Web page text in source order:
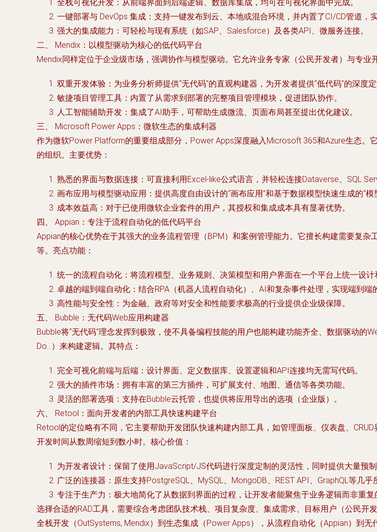
全栈可视化开发：从前端界面到后端逻辑、数据库集成，均可在可视化界面中完成。
一键部署与 DevOps 集成：支持一键发布到云、本地或混合环境，并内置了CI/CD管道，
强大的集成能力：可轻松与现有系统（如SAP、Salesforce）及各类API、微服务连接。
二、 Mendix：以模型驱动为核心的低代码平台
Mendix同样定位于企业级市场，强调协作与模型驱动。它允许业务专家（公民开发者）与专
双重开发体验：为业务分析师提供“无代码”的直观构建器，为开发者提供“低代码”的深度定
敏捷项目管理工具：内置了从需求到部署的完整项目管理模块，促进团队协作。
人工智能辅助开发：集成了AI助手，可帮助生成微流、页面布局甚至提出优化建议。
三、 Microsoft Power Apps：微软生态的集成利器
作为微软Power Platform的重要组成部分，Power Apps深度融入Microsoft 365和Azure生态。
的组织。主要优势：
熟悉的界面与数据连接：可直接利用Excel-like公式语言，并轻松连接Dataverse、SQL
画布应用与模型驱动应用：提供高度自由设计的“画布应用”和基于数据模型快速生成的“模
成本效益高：对于已使用微软企业套件的用户，其授权和集成成本具有显著优势。
四、 Appian：专注于流程自动化的低代码平台
Appian的核心优势在于其强大的业务流程管理（BPM）和案例管理能力。它擅长构建需要复
等。亮点功能：
统一的流程自动化：将流程模型、业务规则、决策模型和用户界面在一个平台上统一设计
卓越的端到端自动化：结合RPA（机器人流程自动化）、AI和复杂事件处理，实现端到端
高性能与安全性：为金融、政府等对安全和性能要求极高的行业提供企业级保障。
五、 Bubble：无代码Web应用构建器
Bubble将“无代码”理念发挥到极致，使不具备编程技能的用户也能构建功能齐全、数据驱动的
Do…）来构建逻辑。其特点：
完全可视化前端与后端：设计界面、定义数据库、设置逻辑和API连接均无需写代码。
强大的插件市场：拥有丰富的第三方插件，可扩展支付、地图、通信等各类功能。
灵活的部署选项：支持在Bubble云托管，也提供将应用导出的选项（企业版）。
六、 Retool：面向开发者的内部工具快速构建平台
Retool的定位略有不同，它主要帮助开发团队快速构建内部工具，如管理面板、仪表盘、
开发时间从数周缩短到数小时。核心价值：
为开发者设计：保留了使用JavaScript/JS代码进行深度定制的灵活性，同时提供大量预制
广泛的连接器：原生支持PostgreSQL、MySQL、MongoDB、REST API、GraphQL等几乎
专注于生产力：极大地简化了从数据到界面的过程，让开发者能聚焦于业务逻辑而非重复
选择合适的RAD工具，需要综合考虑团队技术栈、项目复杂度、集成需求、目标用户（公民
全栈开发（OutSystems, Mendix）到生态集成（Power Apps），从流程自动化（Appian）到